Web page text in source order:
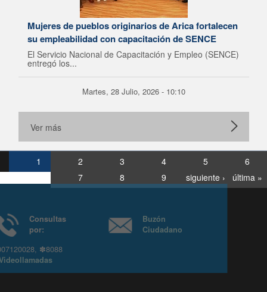
Mujeres de pueblos originarios de Arica fortalecen
su empleabilidad con capacitación de SENCE
El Servicio Nacional de Capacitación y Empleo (SENCE)
entregó los...
Martes, 28 Julio, 2026 - 10:10
Ver más
1 2 3 4 5
6
7
8 9 siguiente › última »
Consultas
6007120028, ✽8088
yVideollamadas
Ciudadano